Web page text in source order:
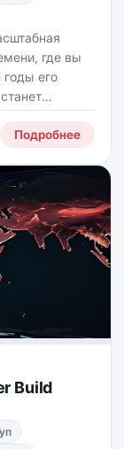
где вы
его
управлять
Подробнее
Build